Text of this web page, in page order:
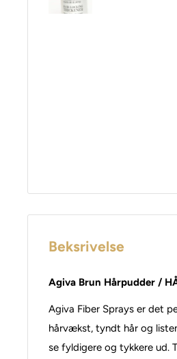
Beksrivelse
Agiva Brun Hårpudder /
Agiva Fiber Sprays er det
hårvækst, tyndt hår og
se fyldigere og tykkere ud.